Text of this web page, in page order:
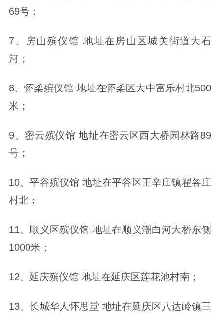
69号；
7、房山殡仪馆 地址在房山区城关街道大石
河；
8、怀柔殡仪馆 地址在怀柔区大中富乐村北500
米；
9、密云殡仪馆 地址在密云区西大桥园林路89
号；
10、平谷殡仪馆 地址在平谷区王辛庄镇翟各庄
村北；
11、顺义区殡仪馆 地址在顺义潮白河大桥东侧
1000米；
12、延庆殡仪馆 地址在延庆区莲花池村南；
13、长城华人怀思堂 地址在延庆区八达岭镇三